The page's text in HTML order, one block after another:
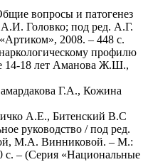
вопросы и патогенез
Головко; под ред. А.Г.
2008. – 448 с.
профилю
14-18 лет Аманова Ж.Ш.,
Г.A., Кожина
А.Е., Битенский В.С
руководство / под ред.
М.А. Винниковой. – М.:
– (Серия «Национальные